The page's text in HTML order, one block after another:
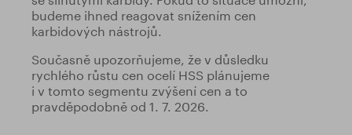
budeme ihned reagovat snížením cen
karbidových nástrojů.
Současně upozorňujeme, že v důsledku
rychlého růstu cen ocelí HSS plánujeme
i v tomto segmentu zvýšení cen a to
pravděpodobně od 1. 7. 2026.